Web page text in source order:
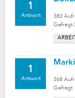
1
Antwort 383
Gefragt
1
Antwort 368
Gefragt